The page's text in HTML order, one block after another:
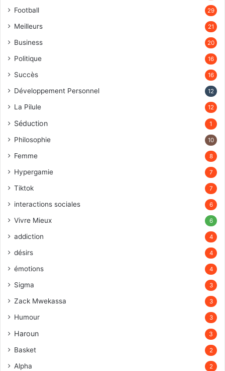
Football 29
Meilleurs 21
Business 20
Politique 16
Succès 16
Développement Personnel 12
La Pilule 12
Séduction 1
Philosophie 10
Femme 8
Hypergamie 7
Tiktok 7
interactions sociales 6
Vivre Mieux 6
addiction 4
désirs 4
émotions 4
Sigma 3
Zack Mwekassa 3
Humour 3
Haroun 3
Basket 2
Alpha 2